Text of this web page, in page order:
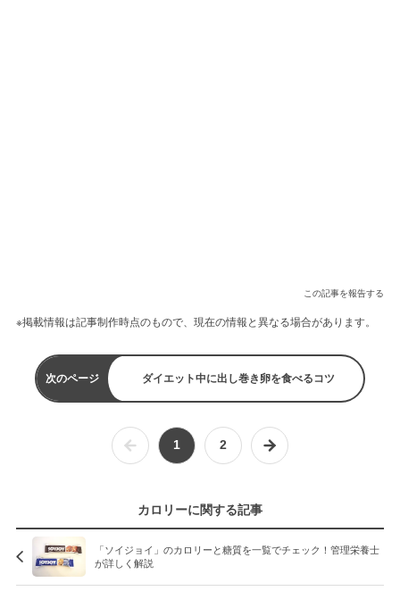
この記事を報告する
※掲載情報は記事制作時点のもので、現在の情報と異なる場合があります。
次のページ ダイエット中に出し巻き卵を食べるコツ
1 2
カロリーに関する記事
「ソイジョイ」のカロリーと糖質を一覧でチェック！管理栄養士
が詳しく解説